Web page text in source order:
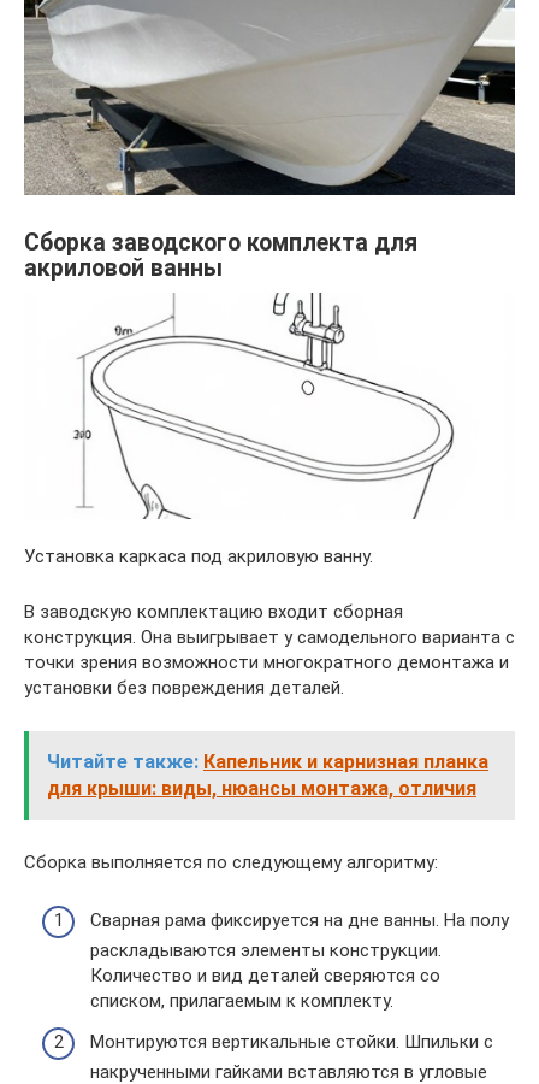
Сборка заводского комплекта для
акриловой ванны
Установка каркаса под акриловую ванну.
В заводскую комплектацию входит сборная
конструкция. Она выигрывает у самодельного варианта с
точки зрения возможности многократного демонтажа и
установки без повреждения деталей.
Читайте также: Капельник и карнизная планка
для крыши: виды, нюансы монтажа, отличия
Сборка выполняется по следующему алгоритму:
Сварная рама фиксируется на дне ванны. На полу
раскладываются элементы конструкции.
Количество и вид деталей сверяются со
списком, прилагаемым к комплекту.
Монтируются вертикальные стойки. Шпильки с
накрученными гайками вставляются в угловые